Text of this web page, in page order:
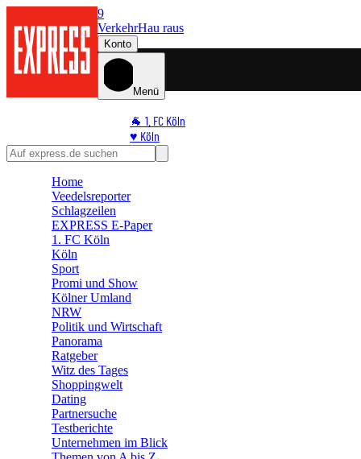
9
VerkehrHau raus
Konto
Menü
🐐 1. FC Köln
♥️ Köln
⭐ Promi
🛒 Shoppingwelt
Home
Veedelsreporter
Schlagzeilen
EXPRESS E-Paper
1. FC Köln
Köln
Sport
Promi und Show
Kölner Umland
NRW
Politik und Wirtschaft
Panorama
Ratgeber
Witz des Tages
Shoppingwelt
Dating
Partnersuche
Testberichte
Unternehmen im Blick